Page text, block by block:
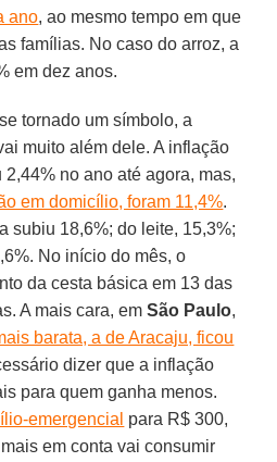
ano, ao mesmo tempo em que
famílias. No caso do arroz, a
em dez anos.
tornado um símbolo, a
muito além dele. A inflação
no ano até agora, mas,
em domicílio, foram 11,4%.
subiu 18,6%; do leite, 15,3%;
No início do mês, o
da cesta básica em 13 das
A mais cara, emSão Paulo,
barata, a de Aracaju, ficou
dizer que a inflação
para quem ganha menos.
emergencial para R$ 300,
em conta vai consumir